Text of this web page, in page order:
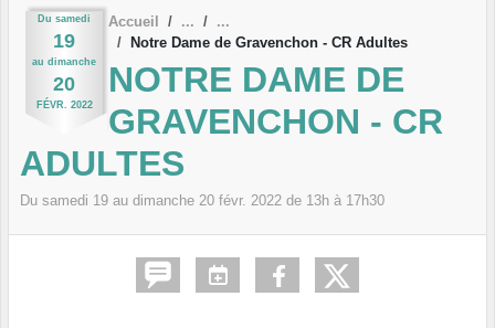
Du samedi
19
au dimanche
20
FÉVR. 2022
Accueil
Notre Dame de Gravenchon - CR Adultes
NOTRE DAME DE
GRAVENCHON - CR
ADULTES
Du samedi 19 au dimanche 20 févr. 2022 de 13h à 17h30